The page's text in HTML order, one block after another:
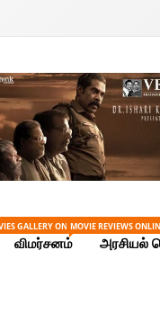
News
GALLERY ONLINE
விமர்சனம்
MOVIE REVIEWS
அரசியல்